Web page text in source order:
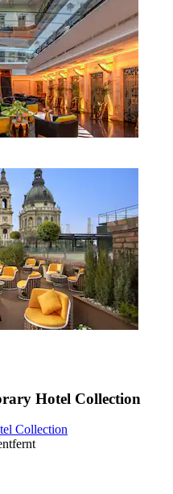
Hotel Collection
Collection